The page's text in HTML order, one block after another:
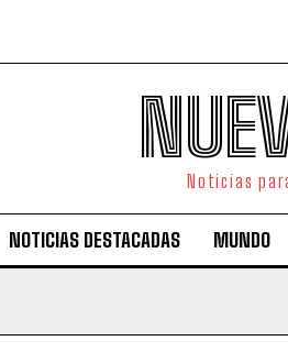
Noticias
NOTICIAS DESTACADAS MUNDO